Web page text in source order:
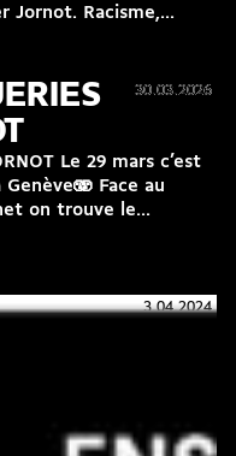
Jornot. Racisme,...
30.03.2026
30.03.2026
Le 29 mars c’est
Face au
on trouve le...
3.04.2024